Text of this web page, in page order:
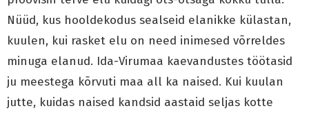
Nüüd, kus hooldekodus sealseid elanikke külastan,
kuulen, kui rasket elu on need inimesed võrreldes
minuga elanud. Ida-Virumaa kaevandustes töötasid
ju meestega kõrvuti maa all ka naised. Kui kuulan
jutte, kuidas naised kandsid aastaid seljas kotte